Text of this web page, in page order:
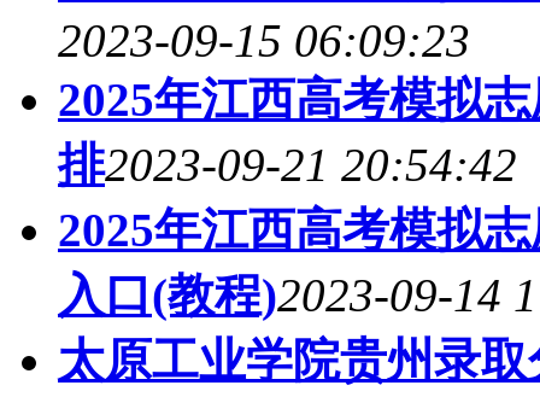
2023-09-15 06:09:23
2025年江西高考模拟
排2023-09-21 20:54:42
2025年江西高考模拟
入口(教程)2023-09-14
太原工业学院贵州录